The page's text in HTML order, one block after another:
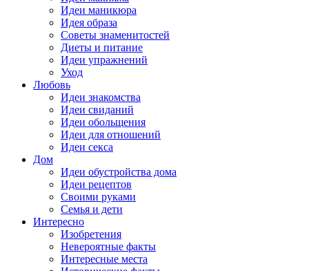
Идеи маникюра
Идея образа
Советы знаменитостей
Диеты и питание
Идеи упражнений
Уход
Любовь
Идеи знакомства
Идеи свиданий
Идеи обольщения
Идеи для отношений
Идеи секса
Дом
Идеи обустройства дома
Идеи рецептов
Своими руками
Семья и дети
Интересно
Изобретения
Невероятные факты
Интересные места